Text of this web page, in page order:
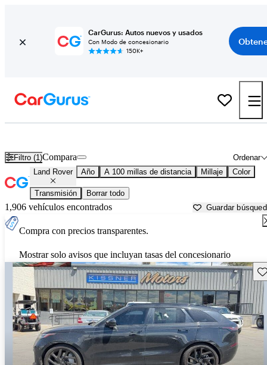
CarGurus: Autos nuevos y usados
Con Modo de concesionario
150K+
Filtro (1) Ordenar
Compara
Land Rover Año A 100 millas de distancia Millaje Color
Transmisión Borrar todo
1,906 vehículos encontrados Guardar
Compra con precios transparentes.
Mostrar solo avisos que incluyan tasas del concesionario